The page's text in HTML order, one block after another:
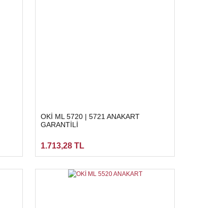
OKİ ML 5720 | 5721 ANAKART
GARANTİLİ
1.713,28 TL